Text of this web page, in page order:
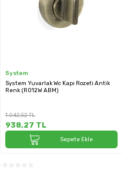
System
System Yuvarlak Wc Kapı Rozeti Antik
Renk (RO12W ABM)
1.042,52TL
938,27 TL
Sepete Ekle